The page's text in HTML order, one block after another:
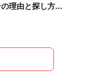
理由と探し方...